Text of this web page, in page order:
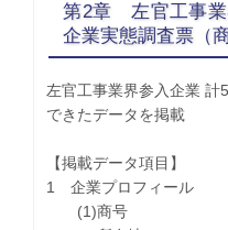
第2章 左官工事業
企業実態調査票（
左官工事業界参入企業 計
できたデータを掲載
【掲載データ項目】
1 企業プロフィール
(1)商号